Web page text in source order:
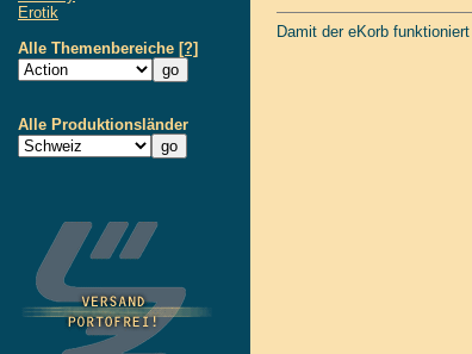
Erotik
Alle Themenbereiche [?]
Alle Produktionsländer
Damit der eKorb